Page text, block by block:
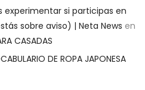
experimentar si participas en
sobre aviso) | Neta News en
CASADAS
DE ROPA JAPONESA